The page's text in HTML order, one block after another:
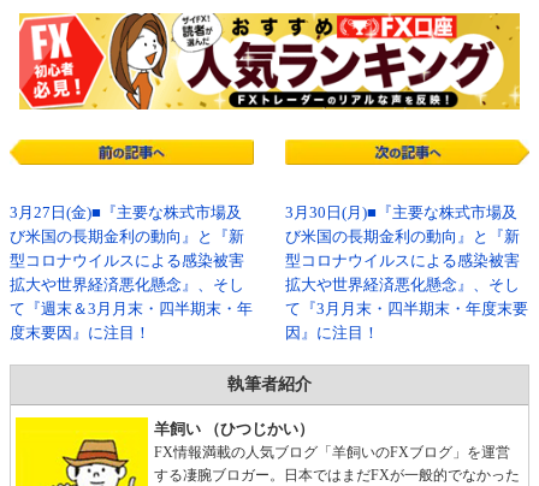
3月27日(金)■『主要な株式市場及
び米国の長期金利の動向』と『新
型コロナウイルスによる感染被害
拡大や世界経済悪化懸念』、そし
て『週末＆3月月末・四半期末・年
度末要因』に注目！
3月30日(月)■『主要な株式市場及
び米国の長期金利の動向』と『新
型コロナウイルスによる感染被害
拡大や世界経済悪化懸念』、そし
て『3月月末・四半期末・年度末要
因』に注目！
執筆者紹介
羊飼い （ひつじかい）
FX情報満載の人気ブログ「羊飼いのFXブログ」を運営
する凄腕ブロガー。日本ではまだFXが一般的でなかった